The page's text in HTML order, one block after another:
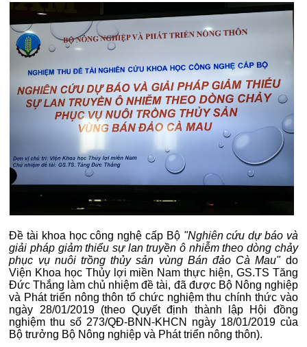
Đề tài khoa học công nghệ cấp Bộ "Nghiên cứu dự báo và
giải pháp giảm thiểu sự lan truyền ô nhiễm theo dòng chảy
phục vụ nuôi trồng thủy sản vùng Bán đảo Cà Mau"do
Viện Khoa học Thủy lợi miền Nam thực hiện, GS.TS Tăng
Đức Thắng làm chủ nhiệm đề tài, đã được Bộ Nông nghiệp
và Phát triển nông thôn tổ chức nghiệm thu chính thức vào
ngày 28/01/2019 (theo Quyết định thành lập Hội đồng
nghiệm thu số 273/QĐ-BNN-KHCN ngày 18/01/2019 của
Bộ trưởng Bộ Nông nghiệp và Phát triển nông thôn).